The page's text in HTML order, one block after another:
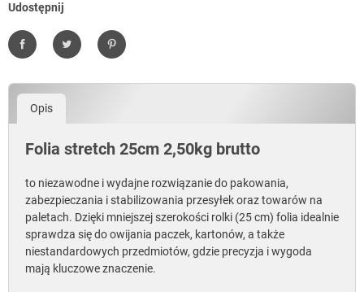
Udostępnij
UdostępnijTweetujPinterest
Opis
Folia stretch 25cm 2,50kg brutto
to niezawodne i wydajne rozwiązanie do pakowania,
zabezpieczania i stabilizowania przesyłek oraz towarów na
paletach. Dzięki mniejszej szerokości rolki (25 cm) folia idealnie
sprawdza się do owijania paczek, kartonów, a także
niestandardowych przedmiotów, gdzie precyzja i wygoda
mają kluczowe znaczenie.